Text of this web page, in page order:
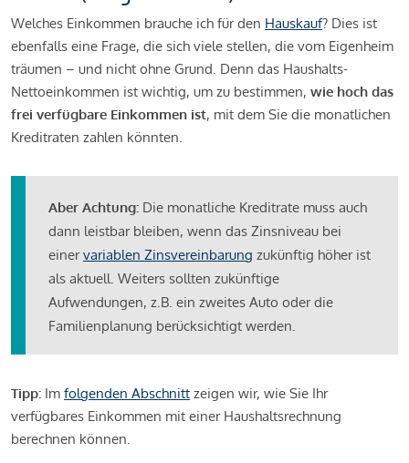
Welches Einkommen brauche ich für den Hauskauf? Dies ist
ebenfalls eine Frage, die sich viele stellen, die vom Eigenheim
träumen – und nicht ohne Grund. Denn das Haushalts-
Nettoeinkommen ist wichtig, um zu bestimmen, wie hoch das
frei verfügbare Einkommen ist, mit dem Sie die monatlichen
Kreditraten zahlen könnten.
Aber Achtung: Die monatliche Kreditrate muss auch
dann leistbar bleiben, wenn das Zinsniveau bei
einervariablen Zinsvereinbarung zukünftig höher ist
als aktuell. Weiters sollten zukünftige
Aufwendungen, z.B. ein zweites Auto oder die
Familienplanung berücksichtigt werden.
Tipp: Im folgenden Abschnitt zeigen wir, wie Sie Ihr
verfügbares Einkommen mit einer Haushaltsrechnung
berechnen können.